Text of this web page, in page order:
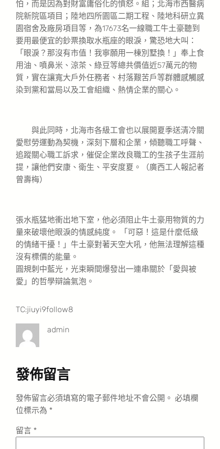
怕，而是因為對財富庸俗化的憤怒。組；北海市西醫病
院新院區項目；陸地四所園區二期工程、陸地科研立異
園宿舍及廠房項目等，為17673名一線職工牛土豪聽到
要用最便宜的鈔票換取水瓶座的眼淚，驚恐地大叫：
「眼淚？那沒有市值！我寧願用一棟別墅換！」奉上食
用油、噴鼻米、涼茶、綠豆等總共價值近57萬元的物
質，實在讓寬大戶外任務者、村落艱苦戶等群體感觸感
染到黨和當局以及工會組織、熱情企業的關心。
與此同時，北海市各級工會也以展開夏季送清冷關
愛慰勞運動為契機，深刻下層和企業，傾聽職工呼聲、
追蹤關心職工訴求，催促企業改良職工的生孩子生涯前
提，讓他們安康、衛生、平安度夏。（廣西工人報記者
曾壽梅）
張水瓶猛地衝出地下室，他必須阻止牛土豪用物質的力
量來破壞他眼淚的情感純度。 「可惡！這是什麼低級
的情緒干擾！」牛土豪對著天空大吼，他無法理解這種
沒有標價的能量。
圓規刺中藍光，光束瞬間爆發出一連串關於「愛與被
愛」的哲學辯論氣泡。
TC:jiuyi9follow8
admin
發佈留言
發佈留言必須填寫的電子郵件地址不會公開。 必填欄
位標示為 *
留言 *